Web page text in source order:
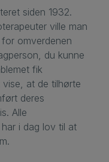
siden 1932.
ville man
omverdenen
du kunne
fik
at de tilhørte
deres
Alle
i dag lov til at